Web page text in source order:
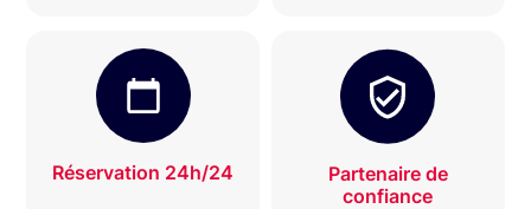
Réservation 24h/24
Partenaire de
confiance